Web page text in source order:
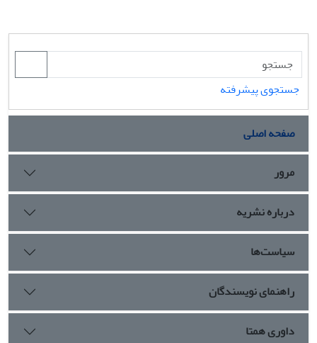
جستجوی پیشرفته
صفحه اصلی
مرور
درباره نشریه
سیاست‌ها
راهنمای نویسندگان
داوری همتا